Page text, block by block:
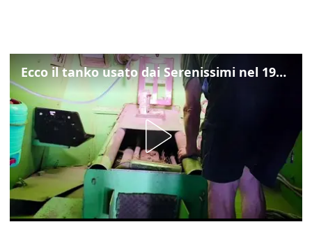
Ecco il tanko usato dai Serenissimi nel 1997 per il blitz a San Marco